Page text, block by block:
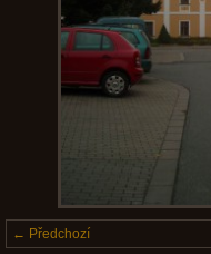
← Předchozí